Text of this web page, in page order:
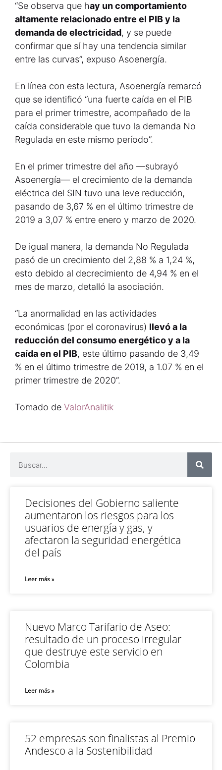
“Se observa que hay un comportamiento
altamente relacionado entre el PIB y la
demanda de electricidad, y se puede
confirmar que sí hay una tendencia similar
entre las curvas”, expuso Asoenergía.
En línea con esta lectura, Asoenergía remarcó
que se identificó “una fuerte caída en el PIB
para el primer trimestre, acompañado de la
caída considerable que tuvo la demanda No
Regulada en este mismo período”.
En el primer trimestre del año —subrayó
Asoenergía— el crecimiento de la demanda
eléctrica del SIN tuvo una leve reducción,
pasando de 3,67 % en el último trimestre de
2019 a 3,07 % entre enero y marzo de 2020.
De igual manera, la demanda No Regulada
pasó de un crecimiento del 2,88 % a 1,24 %,
esto debido al decrecimiento de 4,94 % en el
mes de marzo, detalló la asociación.
“La anormalidad en las actividades
económicas (por el coronavirus) llevó a la
reducción del consumo energético y a la
caída en el PIB, este último pasando de 3,49
% en el último trimestre de 2019, a 1.07 % en el
primer trimestre de 2020”.
Tomado de ValorAnalitik
Decisiones del Gobierno saliente
aumentaron los riesgos para los
usuarios de energía y gas, y
afectaron la seguridad energética
del país
Leer más »
Nuevo Marco Tarifario de Aseo:
resultado de un proceso irregular
que destruye este servicio en
Colombia
Leer más »
52 empresas son finalistas al Premio
Andesco a la Sostenibilidad